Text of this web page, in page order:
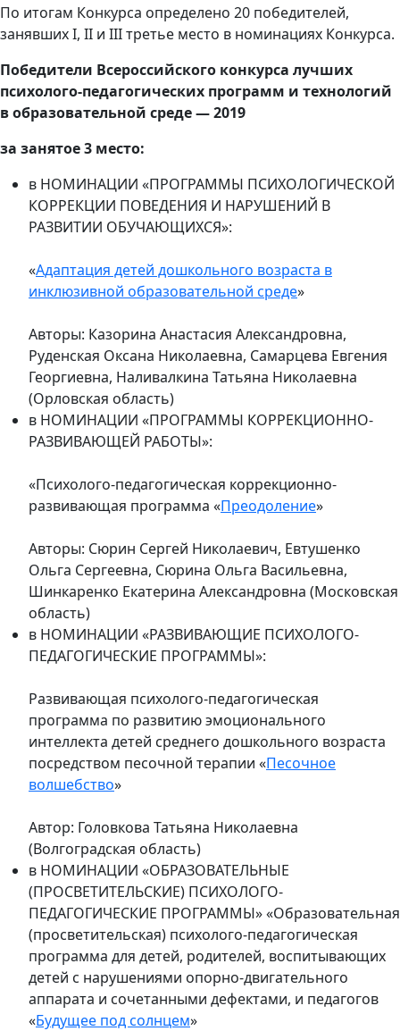
По итогам Конкурса определено 20 победителей,
занявших I, II и III третье место в номинациях Конкурса.
Победители Всероссийского конкурса лучших
психолого-педагогических программ и технологий
в образовательной среде — 2019
за занятое 3 место:
в НОМИНАЦИИ «ПРОГРАММЫ ПСИХОЛОГИЧЕСКОЙ
КОРРЕКЦИИ ПОВЕДЕНИЯ И НАРУШЕНИЙ В
РАЗВИТИИ ОБУЧАЮЩИХСЯ»:
«Адаптация детей дошкольного возраста в
инклюзивной образовательной среде»
Авторы: Казорина Анастасия Александровна,
Руденская Оксана Николаевна, Самарцева Евгения
Георгиевна, Наливалкина Татьяна Николаевна
(Орловская область)
в НОМИНАЦИИ «ПРОГРАММЫ КОРРЕКЦИОННО-
РАЗВИВАЮЩЕЙ РАБОТЫ»:
«Психолого-педагогическая коррекционно-
развивающая программа «Преодоление»
Авторы: Сюрин Сергей Николаевич, Евтушенко
Ольга Сергеевна, Сюрина Ольга Васильевна,
Шинкаренко Екатерина Александровна (Московская
область)
в НОМИНАЦИИ «РАЗВИВАЮЩИЕ ПСИХОЛОГО-
ПЕДАГОГИЧЕСКИЕ ПРОГРАММЫ»:
Развивающая психолого-педагогическая
программа по развитию эмоционального
интеллекта детей среднего дошкольного возраста
посредством песочной терапии «Песочное
волшебство»
Автор: Головкова Татьяна Николаевна
(Волгоградская область)
в НОМИНАЦИИ «ОБРАЗОВАТЕЛЬНЫЕ
(ПРОСВЕТИТЕЛЬСКИЕ) ПСИХОЛОГО-
ПЕДАГОГИЧЕСКИЕ ПРОГРАММЫ» «Образовательная
(просветительская) психолого-педагогическая
программа для детей, родителей, воспитывающих
детей c нарушениями опорно-двигательного
аппарата и сочетанными дефектами, и педагогов
«Будущее под солнцем»